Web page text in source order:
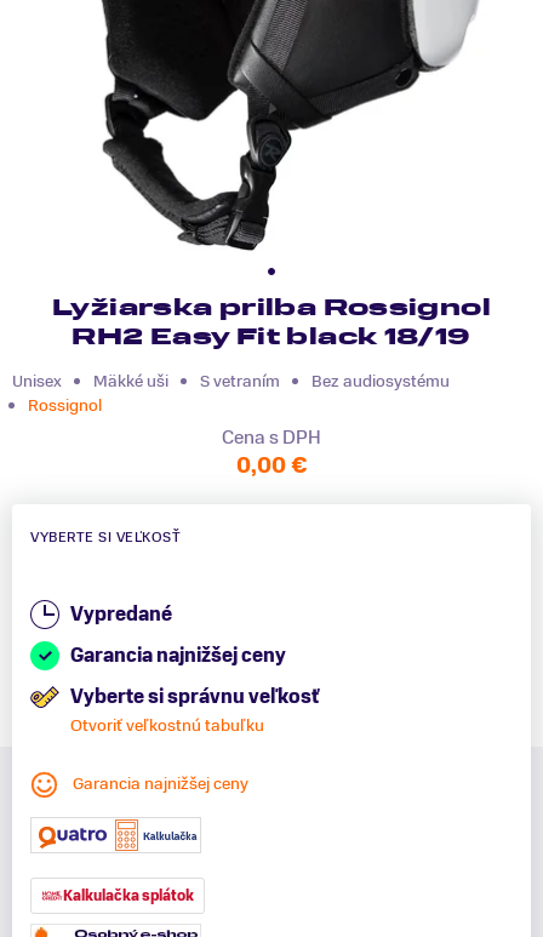
Lyžiarska prilba Rossignol
RH2 Easy Fit black 18/19
Unisex Mäkké uši S vetraním
Bez audiosystému
Rossignol
Cena s DPH
0,00 €
VYBERTE SI VEĽKOSŤ
Vypredané
Garancia najnižšej ceny
Vyberte si správnu veľkosť
Otvoriť veľkostnú tabuľku
Garancia najnižšej ceny
Kalkulačka splátok